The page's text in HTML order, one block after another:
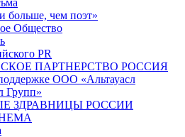
больше, чем поэт»
Общество
PR
ПАРТНЕРСТВО РОССИЯ
ООО «Альтауасл
Групп»
ЗДРАВНИЦЫ РОССИИ